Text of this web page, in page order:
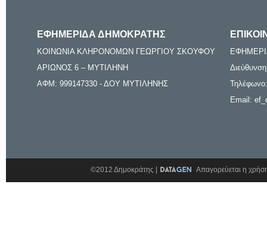
ΕΦΗΜΕΡΙΔΑ ΔΗΜΟΚΡΑΤΗΣ
ΚΟΙΝΩΝΙΑ ΚΛΗΡΟΝΟΜΩΝ ΓΕΩΡΓΙΟΥ ΣΚΟΥΦΟΥ
ΑΡΙΩΝΟΣ 6 – ΜΥΤΙΛΗΝΗ
ΑΦΜ: 999147330 - ΔΟΥ ΜΥΤΙΛΗΝΗΣ
Email:
©2012 Δημοκράτης | Απαγορεύεται η